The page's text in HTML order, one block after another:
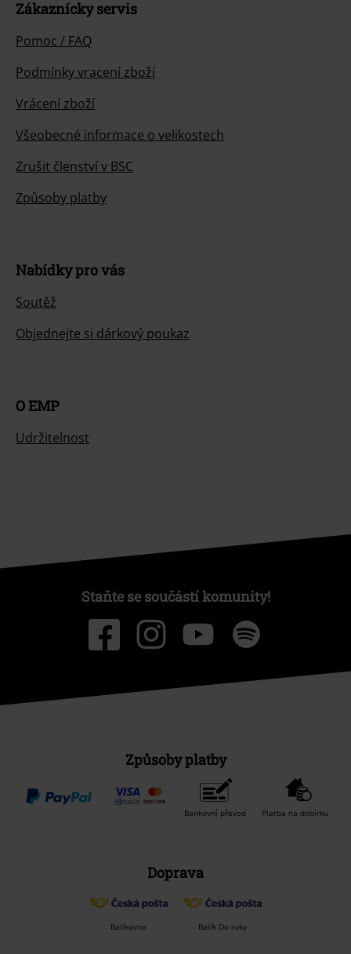
Zákaznícky servis
Pomoc / FAQ
Podmínky vracení zboží
Vrácení zboží
Všeobecné informace o velikostech
Zrušit členství v BSC
Způsoby platby
Nabídky pro vás
Soutěž
Objednejte si dárkový poukaz
O EMP
Udržitelnost
Staňte se součástí komunity!
Způsoby platby
Bankovní převod Platba na dobírku
Doprava
Balíkovna Balík Do ruky